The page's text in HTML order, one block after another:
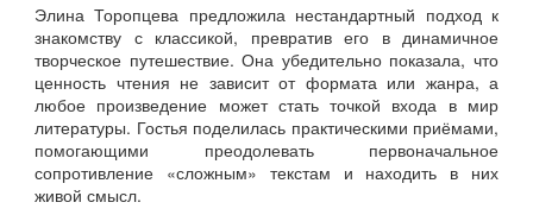
Элина Торопцева предложила нестандартный подход к
знакомству с классикой, превратив его в динамичное
творческое путешествие. Она убедительно показала, что
ценность чтения не зависит от формата или жанра, а
любое произведение может стать точкой входа в мир
литературы. Гостья поделилась практическими приёмами,
помогающими преодолевать первоначальное
сопротивление «сложным» текстам и находить в них
живой смысл.